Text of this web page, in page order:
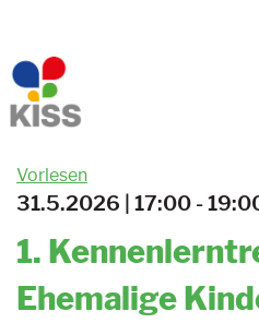
Vorlesen
31.5.2026 | 17:00 -
1.
Ehemalige